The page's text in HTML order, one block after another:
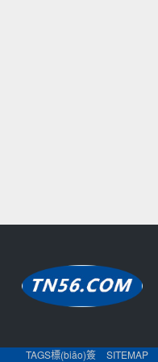
TAGS標(biāo)簽 SITEMAP